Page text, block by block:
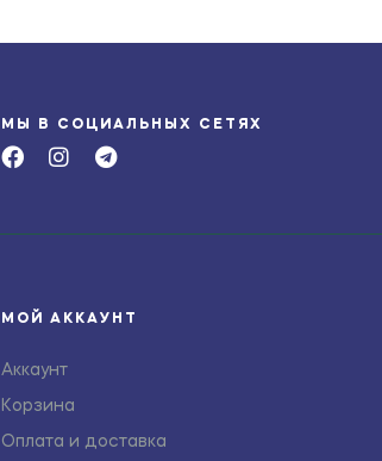
МЫ В СОЦИАЛЬНЫХ СЕТЯХ
МОЙ АККАУНТ
Аккаунт
Корзина
Оплата и доставка